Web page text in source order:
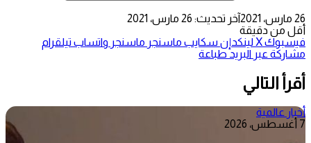
26 مارس، 2021
آخر تحديث: 26 مارس، 2021
أقل من دقيقة
فيسبوك‫Xلينكدإن سكايب ماسنجر ماسنجر واتساب تيلقرام
مشاركة عبر البريد طباعة
أقرأ التالي
أخبار عالمية
7 أغسطس، 2026